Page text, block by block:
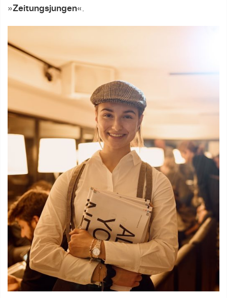
»Zeitungsjungen«.